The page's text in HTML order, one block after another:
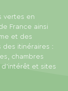
vertes en
France ainsi
et des
des itinéraires :
chambres
d'intérêt et sites